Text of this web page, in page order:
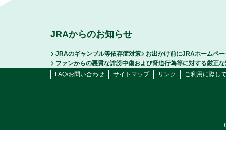
JRAからのお知らせ
JRAのギャンブル等依存症対策
お出かけ前にJRAホームペ
ファンからの悪質な誹謗中傷および脅迫行為等に対する厳正
FAQ/お問い合わせ
サイトマップ リンク ご利用に際し